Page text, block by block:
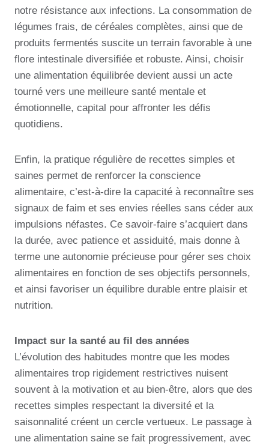
notre résistance aux infections. La consommation de
légumes frais, de céréales complètes, ainsi que de
produits fermentés suscite un terrain favorable à une
flore intestinale diversifiée et robuste. Ainsi, choisir
une alimentation équilibrée devient aussi un acte
tourné vers une meilleure santé mentale et
émotionnelle, capital pour affronter les défis
quotidiens.
Enfin, la pratique régulière de recettes simples et
saines permet de renforcer la conscience
alimentaire, c’est-à-dire la capacité à reconnaître ses
signaux de faim et ses envies réelles sans céder aux
impulsions néfastes. Ce savoir-faire s’acquiert dans
la durée, avec patience et assiduité, mais donne à
terme une autonomie précieuse pour gérer ses choix
alimentaires en fonction de ses objectifs personnels,
et ainsi favoriser un équilibre durable entre plaisir et
nutrition.
Impact sur la santé au fil des années
L’évolution des habitudes montre que les modes
alimentaires trop rigidement restrictives nuisent
souvent à la motivation et au bien-être, alors que des
recettes simples respectant la diversité et la
saisonnalité créent un cercle vertueux. Le passage à
une alimentation saine se fait progressivement, avec